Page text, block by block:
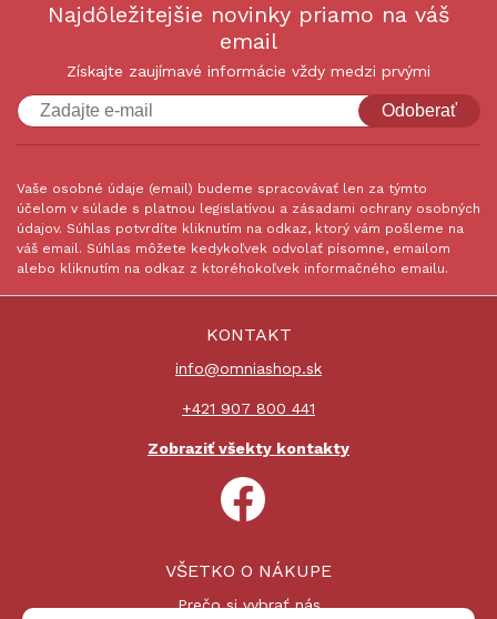
Najdôležitejšie novinky priamo na váš
email
Získajte zaujímavé informácie vždy medzi prvými
Odoberať
Vaše osobné údaje (email) budeme spracovávať len za týmto
účelom v súlade s platnou legislatívou a zásadami ochrany osobných
údajov. Súhlas potvrdíte kliknutím na odkaz, ktorý vám pošleme na
váš email. Súhlas môžete kedykoľvek odvolať písomne, emailom
alebo kliknutím na odkaz z ktoréhokoľvek informačného emailu.
KONTAKT
info@omniashop.sk
+421 907 800 441
Zobraziť všekty kontakty
VŠETKO O NÁKUPE
Prečo si vybrať nás